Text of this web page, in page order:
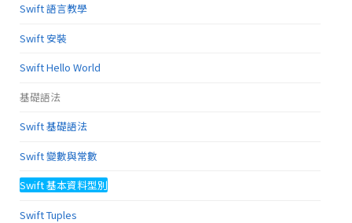
Swift 語言教學
Swift 安裝
Swift Hello World
基礎語法
Swift 基礎語法
Swift 變數與常數
Swift 基本資料型別
Swift Tuples